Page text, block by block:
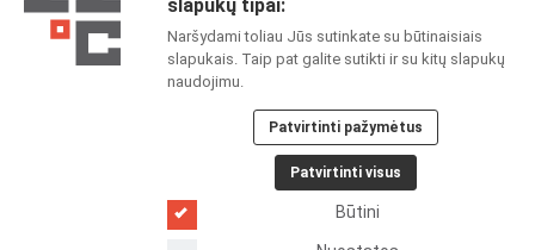
Perskaičiau ir sutinku su 22CPrivatumo politika
22C SOCIALINIUOSE TINKLUOSE:
slapukų tipai:
Naršydami toliau Jūs sutinkate su būtinaisiais
slapukais. Taip pat galite sutikti ir su kitų slapukų
naudojimu.
Patvirtinti pažymėtus
Patvirtinti visus
Būtini